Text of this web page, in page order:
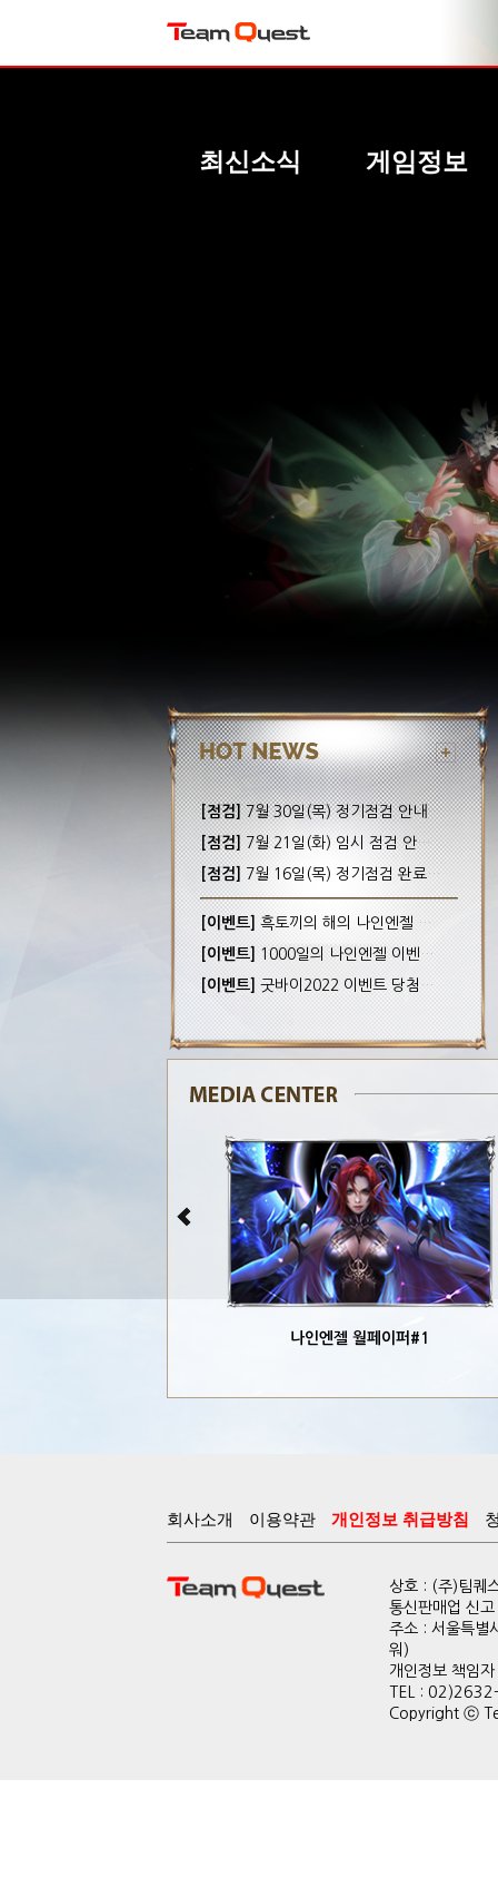
최신소식 게임정보
[점검]7월 30일(목) 정기점검 안내! (완료)
[점검]7월 21일(화) 임시 점검 안내! (완료)
[점검]
7월 16일(목) 정기점검 완료 안내!
[이벤트]
흑토끼의 해의 나인엔젤 이벤트 당첨자 안내
[이벤트]
1000일의 나인엔젤 이벤트 당첨자 안내
[이벤트]
굿바이2022 이벤트 당첨자 안내
나인엔젤 월페이퍼#1
회사소개 이용약관 개인정보 취급방침
상호 : (주)팀퀘
통신판매업 신
주소 : 서울특
워)
개인정보 책
TEL :
Copyright ⓒ